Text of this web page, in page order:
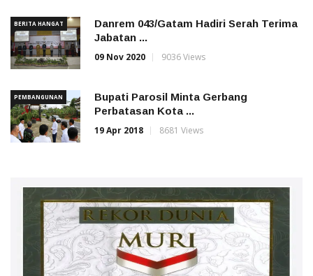
BERITA HANGAT
Danrem 043/Gatam Hadiri Serah Terima
Jabatan ...
09 Nov 2020
9036 Views
PEMBANGUNAN
Bupati Parosil Minta Gerbang
Perbatasan Kota ...
19 Apr 2018
8681 Views